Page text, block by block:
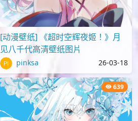
[动漫壁纸] 《超时空辉夜姬！》月
见八千代高清壁纸图片
pinksa 26-03-18
639